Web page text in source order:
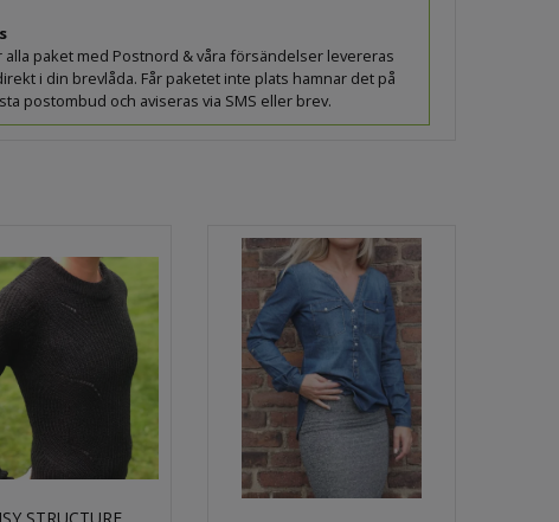
alla paket med Postnord & våra försändelser levereras
i din brevlåda. Får paketet inte plats hamnar det på
postombud och aviseras via SMS eller brev.